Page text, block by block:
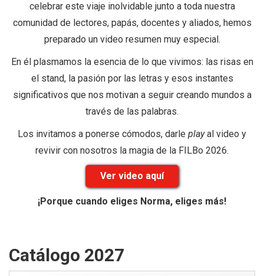
celebrar este viaje inolvidable junto a toda nuestra
comunidad de lectores, papás, docentes y aliados, hemos
preparado un video resumen muy especial.
En él plasmamos la esencia de lo que vivimos: las risas en
el stand, la pasión por las letras y esos instantes
significativos que nos motivan a seguir creando mundos a
través de las palabras.
Los invitamos a ponerse cómodos, darle playal video y
revivir con nosotros la magia de la FILBo 2026.
Ver video aquí
¡Porque cuando eliges Norma, eliges más!
Catálogo 2027